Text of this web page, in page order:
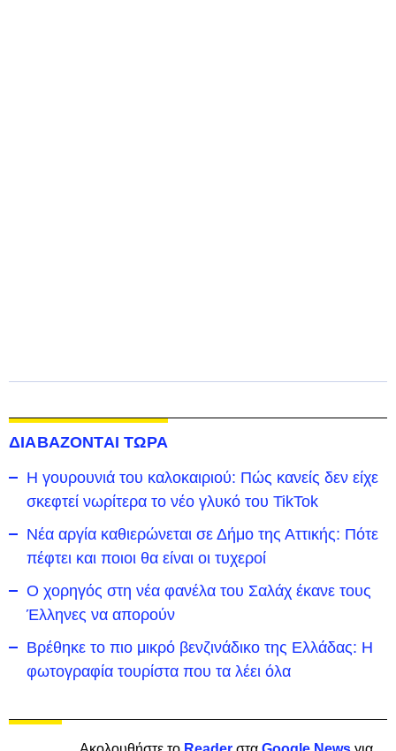
ΔΙΑΒΑΖΟΝΤΑΙ ΤΩΡΑ
Η γουρουνιά του καλοκαιριού: Πώς κανείς δεν είχε
σκεφτεί νωρίτερα το νέο γλυκό του TikTok
Νέα αργία καθιερώνεται σε Δήμο της Αττικής: Πότε
πέφτει και ποιοι θα είναι οι τυχεροί
Ο χορηγός στη νέα φανέλα του Σαλάχ έκανε τους
Έλληνες να απορούν
Βρέθηκε το πιο μικρό βενζινάδικο της Ελλάδας: Η
φωτογραφία τουρίστα που τα λέει όλα